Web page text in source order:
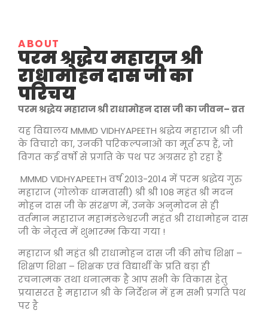
ABOUT
परम श्रद्धेय महाराज श्री
राधामोहन दास जी का
परिचय
परम श्रद्धेय महाराज श्री राधामोहन दास जी का जीवन–व्रत
यह विद्यालय MMMD VIDHYAPEETH श्रद्धेय महाराज श्री जी
के विचारो का, उनकी परिकल्पनाओं का मूर्त रूप हैं, जो
विगत कई वर्षो से प्रगति के पथ पर अग्रसर हो रहा हैं
MMMD VIDHYAPEETH वर्ष 2013-2014 में परम श्रद्धेय गुरु
महाराज (गोलोक धामवासी) श्री श्री 108 महंत श्री मदन
मोहन दास जी के संरक्षण में, उनके अनुमोदन से ही
वर्तमान महाराज महामंडलेश्वरजी महंत श्री राधामोहन दास
जी के नेतृत्व में शुभारम्भ किया गया !
महाराज श्री महंत श्री राधामोहन दास जी की सोच शिक्षा –
शिक्षण शिक्षा – शिक्षक एवं विद्यार्थी के प्रति बड़ा ही
रचनात्मक तथा धनात्मक है आप सभी के विकास हेतु
प्रयासरत है महाराज श्री के निर्देशन में हम सभी प्रगति पथ
पर है